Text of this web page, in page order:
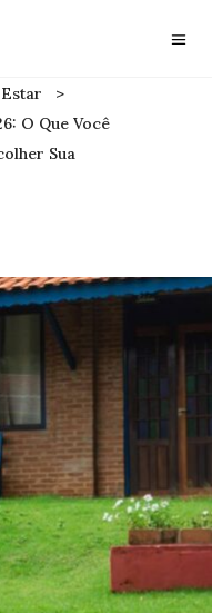
>
O Que Você
Sua